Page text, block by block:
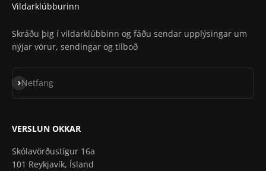
Vildarklúbburinn
Skráðu þig í vildarklúbbinn og fáðu sendar upplýsingar um
nýjar vörur, sendingar og tilboð
Netfang
Skrá á póstlista
VERSLUN OKKAR
Skólavörðustígur 16a
101 Reykjavík, Ísland